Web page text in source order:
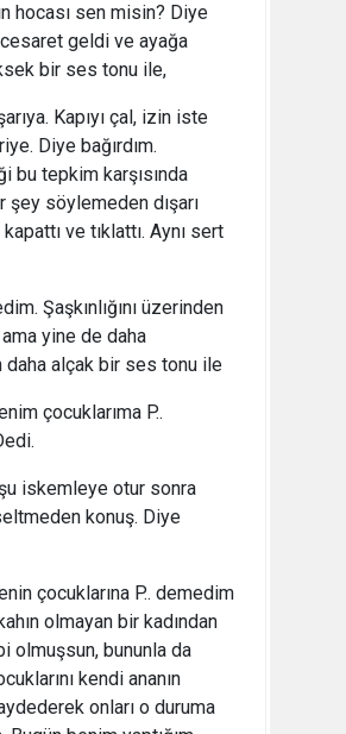
hocası sen misin? Diye
cesaret geldi ve ayağa
bir ses tonu ile,
Kapıyı çal, izin iste
Diye bağırdım.
bu tepkim karşısında
şey söylemeden dışarı
kapattı ve tıklattı. Aynı sert
Şaşkınlığını üzerinden
ama yine de daha
daha alçak bir ses tonu ile
çocuklarıma P..
iskemleye otur sonra
konuş. Diye
çocuklarına P.. demedim
olmayan bir kadından
olmuşsun, bununla da
kendi ananın
onları o duruma